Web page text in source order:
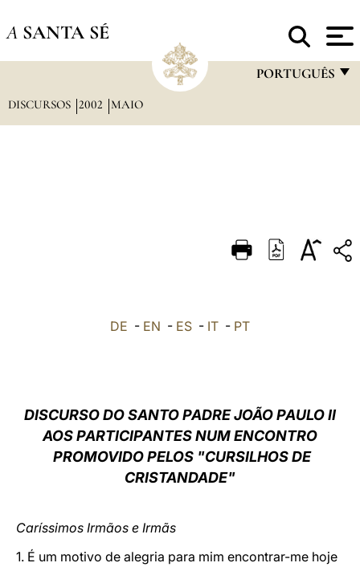
A SANTA SÉ
PORTUGUÊS
DEUTSCH
DISCURSOS 2002 MAIO
DE - EN - ES - IT - PT
DISCURSO DO SANTO PADRE JOÃO PAULO II
AOS PARTICIPANTES NUM ENCONTRO
PROMOVIDO PELOS "CURSILHOS DE
CRISTANDADE"
Caríssimos Irmãos e Irmãs
1. É um motivo de alegria para mim encontrar-me hoje